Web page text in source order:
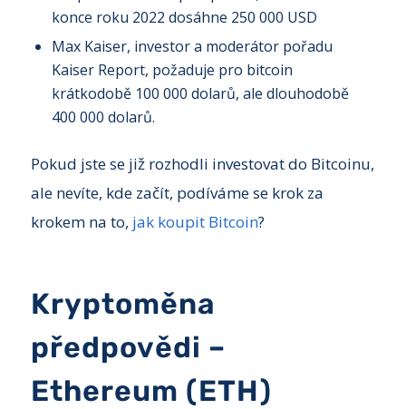
konce roku 2022 dosáhne 250 000 USD
Max Kaiser, investor a moderátor pořadu
Kaiser Report, požaduje pro bitcoin
krátkodobě 100 000 dolarů, ale dlouhodobě
400 000 dolarů.
Pokud jste se již rozhodli investovat do Bitcoinu,
ale nevíte, kde začít, podíváme se krok za
krokem na to, jak koupit Bitcoin?
Kryptoměna
předpovědi –
Ethereum (ETH)